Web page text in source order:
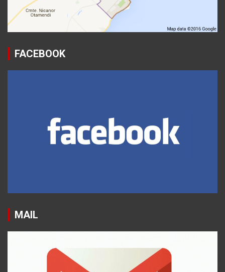
FACEBOOK
MAIL